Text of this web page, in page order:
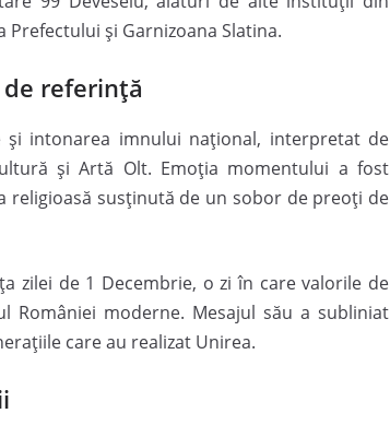
și Garnizoana Slatina.
referință
intonarea imnului național, interpretat de
și Artă Olt. Emoția momentului a fost
susținută de un sobor de preoți de
zilei de 1 Decembrie, o zi în care valorile de
moderne. Mesajul său a subliniat
care au realizat Unirea.